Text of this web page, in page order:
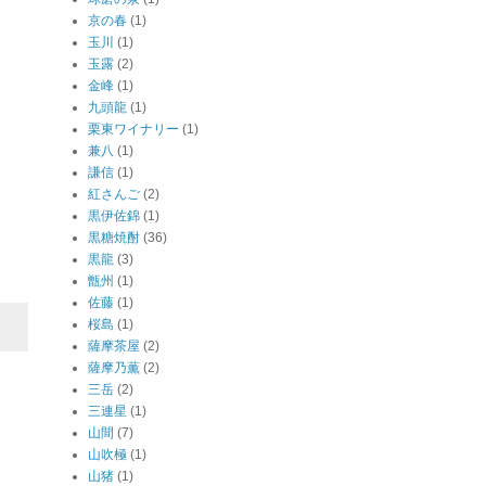
京の春 (1)
玉川 (1)
玉露 (2)
金峰 (1)
九頭龍 (1)
栗東ワイナリー (1)
兼八 (1)
謙信 (1)
紅さんご (2)
黒伊佐錦 (1)
黒糖焼酎 (36)
黒龍 (3)
甑州 (1)
佐藤 (1)
桜島 (1)
薩摩茶屋 (2)
薩摩乃薫 (2)
三岳 (2)
三連星 (1)
山間 (7)
山吹極 (1)
山猪 (1)